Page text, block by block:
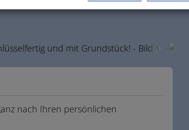
nach Ihren persönlichen